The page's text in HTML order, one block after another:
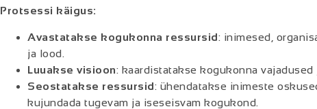
Protsessi käigus:
Avastatakse kogukonna ressursid: inimesed,
ja lood.
Luuakse visioon: kaardistatakse kogukonna vajadused
Seostatakse ressursid: ühendatakse inimeste
kujundada tugevam ja iseseisvam kogukond.